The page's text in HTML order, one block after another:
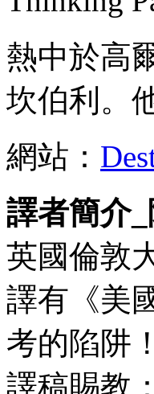
熱中於高
坎伯利。
網站：
譯者簡介
英國倫敦
譯有《美
考的陷阱
譯稿賜教